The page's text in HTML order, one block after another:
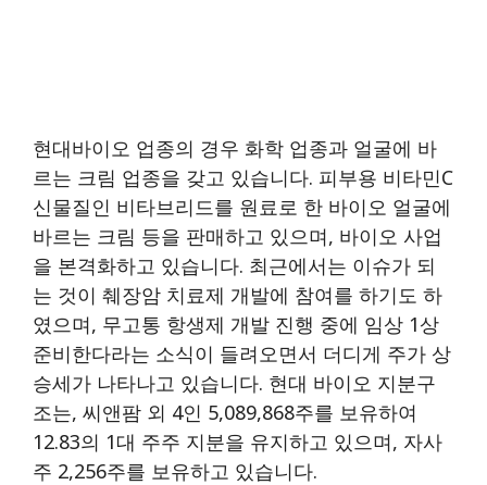
현대바이오 업종의 경우 화학 업종과 얼굴에 바
르는 크림 업종을 갖고 있습니다. 피부용 비타민C
신물질인 비타브리드를 원료로 한 바이오 얼굴에
바르는 크림 등을 판매하고 있으며, 바이오 사업
을 본격화하고 있습니다. 최근에서는 이슈가 되
는 것이 췌장암 치료제 개발에 참여를 하기도 하
였으며, 무고통 항생제 개발 진행 중에 임상 1상
준비한다라는 소식이 들려오면서 더디게 주가 상
승세가 나타나고 있습니다. 현대 바이오 지분구
조는, 씨앤팜 외 4인 5,089,868주를 보유하여
12.83의 1대 주주 지분을 유지하고 있으며, 자사
주 2,256주를 보유하고 있습니다.